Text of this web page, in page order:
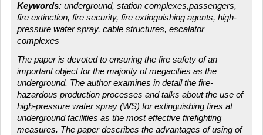
Keywords: underground, station complexes,passengers,
fire extinction, fire security, fire extinguishing agents, high-
pressure water spray, cable structures, escalator
complexes
The paper is devoted to ensuring the fire safety of an
important object for the majority of megacities as the
underground. The author examines in detail the fire-
hazardous production processes and talks about the use of
high-pressure water spray (WS) for extinguishing fires at
underground facilities as the most effective firefighting
measures. The paper describes the advantages of using of